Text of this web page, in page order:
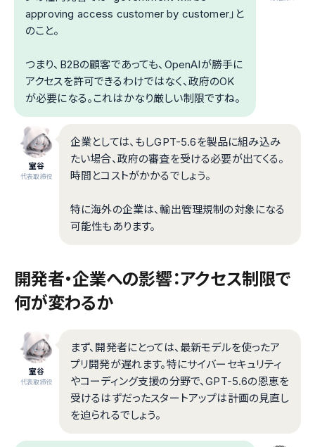
approving access customer by customer」と
のこと。
つまり、B2Bの顧客であっても、OpenAIが勝手に
アクセスを許可できるわけではなく、政府のOK
が必要になる。これはかなり厳しい制限ですね。
室谷
代表取締役
企業としては、もしGPT-5.6を製品に組み込み
たい場合、政府の審査を受ける必要が出てくる。
時間とコストがかかるでしょう。
特に海外の企業は、輸出管理規制の対象になる
可能性もあります。
開発者・企業への影響：アクセス制限で
何が変わるか
室谷
代表取締役
まず、開発者にとっては、最新モデルを使ったア
プリ開発が遅れます。特にサイバーセキュリティ
やコーディング支援の分野で、GPT-5.6の恩恵を
受けるはずだったスタートアップは計画の見直し
を迫られるでしょう。